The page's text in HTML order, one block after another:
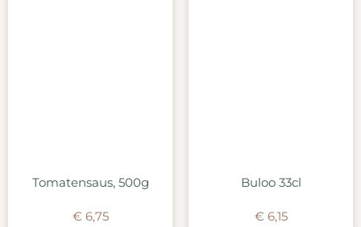
Tomatensaus, 500g
€ 6,75
Buloo 33cl
€ 6,15